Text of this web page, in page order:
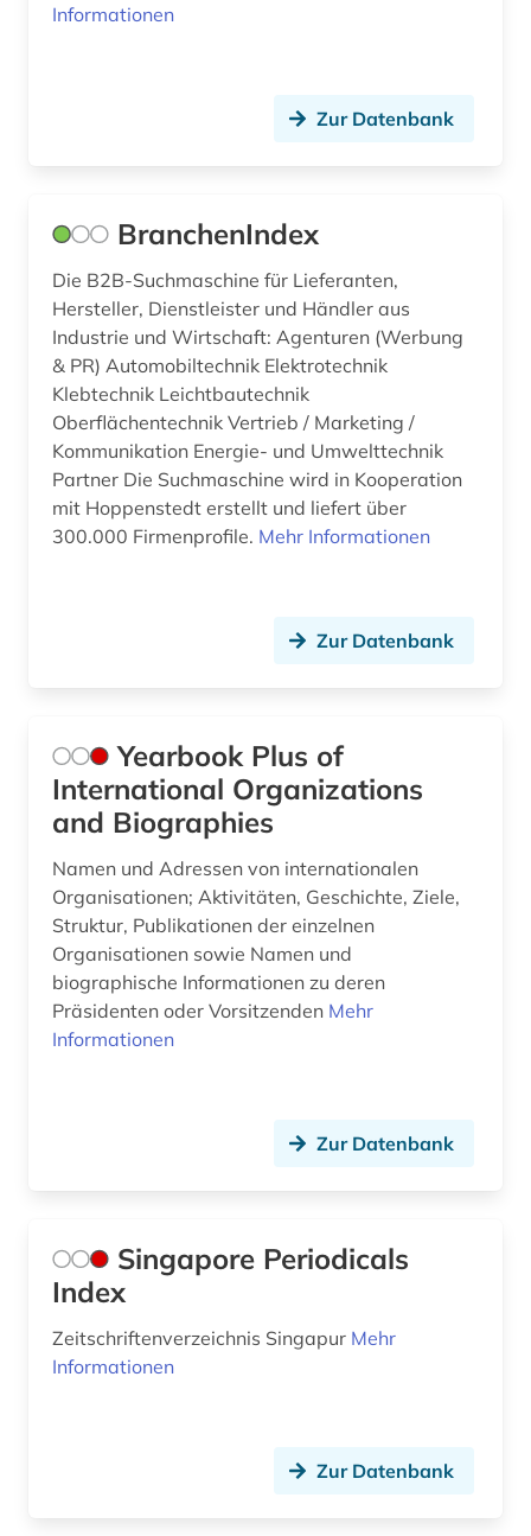
werbewirtschaft (1)
wirtschaft (3)
wirtschaftsverband (3)
wissenschaft (2)
wissenschaftler (1)
wissenschaftliche einrichtung (1)
zeitschriftenverzeichnis (1)
öffentliche einrichtung (1)
öffentlicher dienst (1)
öffentliches dienstrecht (1)
öffentliches gesundheitswesen (1)
öffentliches leben (1)
Informationen
Zur Datenbank
BranchenIndex
Die B2B-Suchmaschine für Lieferanten,
Hersteller, Dienstleister und Händler aus
Industrie und Wirtschaft: Agenturen (Werbung
& PR) Automobiltechnik Elektrotechnik
Klebtechnik Leichtbautechnik
Oberflächentechnik Vertrieb / Marketing /
Kommunikation Energie- und Umwelttechnik
Partner Die Suchmaschine wird in Kooperation
mit Hoppenstedt erstellt und liefert über
300.000 Firmenprofile. Mehr Informationen
Zur Datenbank
Yearbook Plus of
International Organizations
and Biographies
Namen und Adressen von internationalen
Organisationen; Aktivitäten, Geschichte, Ziele,
Struktur, Publikationen der einzelnen
Organisationen sowie Namen und
biographische Informationen zu deren
Präsidenten oder Vorsitzenden Mehr
Informationen
Zur Datenbank
Singapore Periodicals
Index
Zeitschriftenverzeichnis Singapur Mehr
Informationen
Zur Datenbank